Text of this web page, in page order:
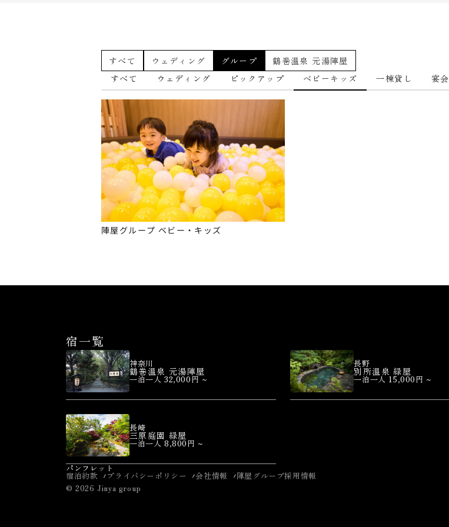
すべて ウェディング グループ
鶴巻温泉 元湯陣屋
すべて
ウェディング ピックアップ ベビーキッズ 一棟貸し 宴会
陣屋グループ ベビー・キッズ
宿一覧
神奈川
鶴巻温泉 元湯陣屋
一泊一人 32,000円 ~
長野
別所温泉 緑屋
一泊一人 15,000円 ~
長崎
三原庭園 緑屋
一泊一人 8,800円 ~
パンフレット
宿泊約款 プライバシーポリシー 会社情報
陣屋グループ採用情報
© 2026 Jinya group